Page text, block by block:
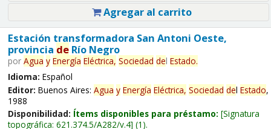
Agregar al carrito
Estación transformadora San Antoni Oeste,
provincia deRío Negro
por Agua y Energía Eléctrica, Sociedad del Estado.
Idioma: Español
Editor: Buenos Aires: Agua y Energía Eléctrica, Sociedad del Estado,
1988
Disponibilidad: Ítems disponibles para préstamo: Signatura
topográfica: 621.374.5/A282/v.4 (1).